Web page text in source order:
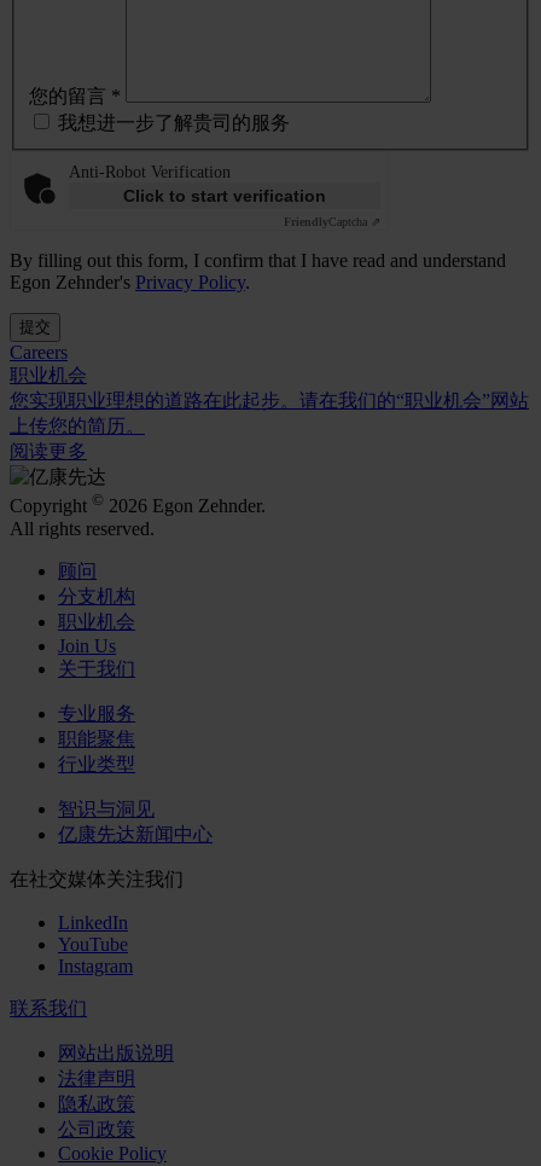
您的留言 *
我想进一步了解贵司的服务
Anti-Robot Verification
Click to start verification
FriendlyCaptcha ⇗
By filling out this form, I confirm that I have read and understand
Egon Zehnder's Privacy Policy.
提交
Careers
职业机会
您实现职业理想的道路在此起步。请在我们的“职业机会”网站
上传您的简历。
阅读更多
Copyright © 2026 Egon Zehnder.
All rights reserved.
顾问
分支机构
职业机会
Join Us
关于我们
专业服务
职能聚焦
行业类型
智识与洞见
亿康先达新闻中心
在社交媒体关注我们
LinkedIn
YouTube
Instagram
联系我们
网站出版说明
法律声明
隐私政策
公司政策
Cookie Policy